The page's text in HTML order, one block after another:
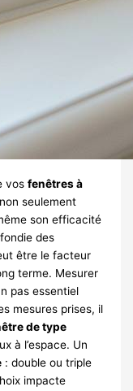
vosfenêtres à
seulement
son efficacité
des
être le facteur
terme. Mesurer
pas essentiel
mesures prises, il
de type
à l’espace. Un
: double ou triple
impacte